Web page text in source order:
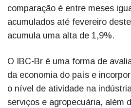
comparação é entre meses
acumulados até fevereiro
acumula uma alta de 1,9%.
O IBC-Br é uma forma de
da economia do país e
o nível de atividade na
serviços e agropecuária, além